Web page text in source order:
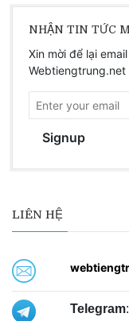
NHẬN TIN TỨC
Xin mời để lại
Webtiengtrung.net
Signup
LIÊN HỆ
Telegram: